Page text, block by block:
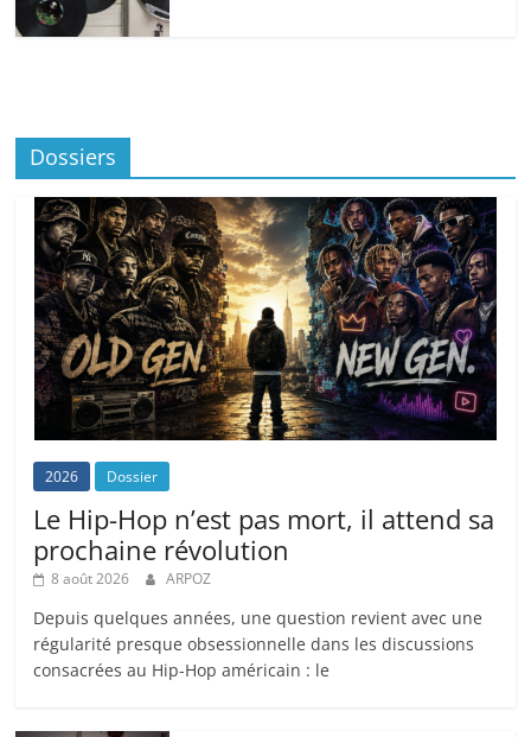
Dossiers
2026 Dossier
Le Hip-Hop n’est pas mort, il attend sa
prochaine révolution
8 août 2026 ARPOZ
Depuis quelques années, une question revient avec une
régularité presque obsessionnelle dans les discussions
consacrées au Hip-Hop américain : le